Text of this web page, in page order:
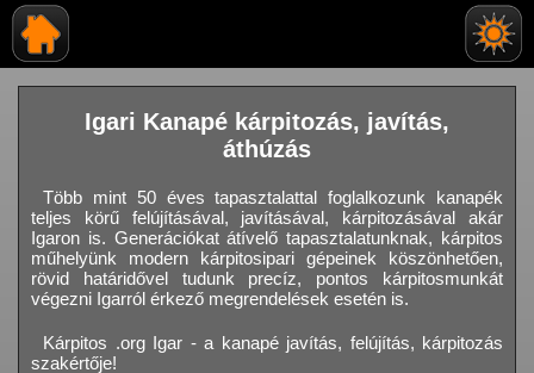
Igari Kanapé kárpitozás, javítás,
áthúzás
Több mint 50 éves tapasztalattal foglalkozunk kanapék
teljes körű felújításával, javításával, kárpitozásával akár
Igaron is. Generációkat átívelő tapasztalatunknak, kárpitos
műhelyünk modern kárpitosipari gépeinek köszönhetően,
rövid határidővel tudunk precíz, pontos kárpitosmunkát
végezni Igarról érkező megrendelések esetén is.
Kárpitos .org Igar - a kanapé javítás, felújítás, kárpitozás
szakértője!